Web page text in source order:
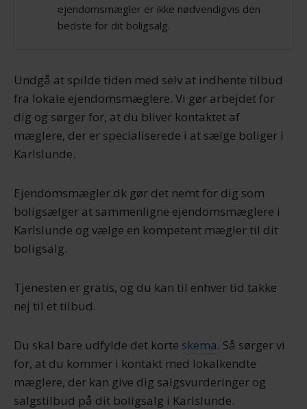
ejendomsmægler er ikke nødvendigvis den
bedste for dit boligsalg.
Undgå at spilde tiden med selv at indhente tilbud
fra lokale ejendomsmæglere. Vi gør arbejdet for
dig og sørger for, at du bliver kontaktet af
mæglere, der er specialiserede i at sælge boliger i
Karlslunde.
Ejendomsmægler.dk gør det nemt for dig som
boligsælger at sammenligne ejendomsmæglere i
Karlslunde og vælge en kompetent mægler til dit
boligsalg.
Tjenesten er gratis, og du kan til enhver tid takke
nej til et tilbud.
Du skal bare udfylde det korte skema. Så sørger vi
for, at du kommer i kontakt med lokalkendte
mæglere, der kan give dig salgsvurderinger og
salgstilbud på dit boligsalg i Karlslunde.